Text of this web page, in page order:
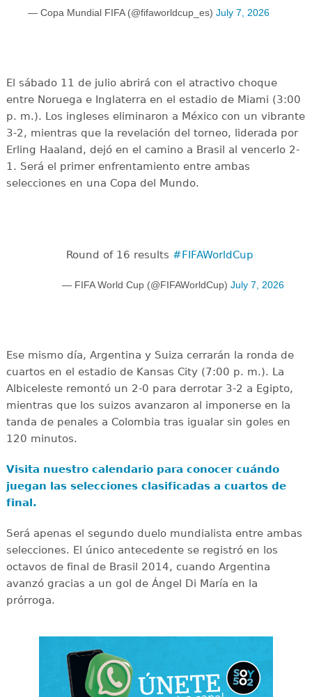
— Copa Mundial FIFA (@fifaworldcup_es) July 7, 2026
El sábado 11 de julio abrirá con el atractivo choque
entre Noruega e Inglaterra en el estadio de Miami (3:00
p. m.). Los ingleses eliminaron a México con un vibrante
3-2, mientras que la revelación del torneo, liderada por
Erling Haaland, dejó en el camino a Brasil al vencerlo 2-
1. Será el primer enfrentamiento entre ambas
selecciones en una Copa del Mundo.
Round of 16 results #FIFAWorldCup
— FIFA World Cup (@FIFAWorldCup) July 7, 2026
Ese mismo día, Argentina y Suiza cerrarán la ronda de
cuartos en el estadio de Kansas City (7:00 p. m.). La
Albiceleste remontó un 2-0 para derrotar 3-2 a Egipto,
mientras que los suizos avanzaron al imponerse en la
tanda de penales a Colombia tras igualar sin goles en
120 minutos.
Visita nuestro calendario para conocer cuándo
juegan las selecciones clasificadas a cuartos de
final.
Será apenas el segundo duelo mundialista entre ambas
selecciones. El único antecedente se registró en los
octavos de final de Brasil 2014, cuando Argentina
avanzó gracias a un gol de Ángel Di María en la
prórroga.